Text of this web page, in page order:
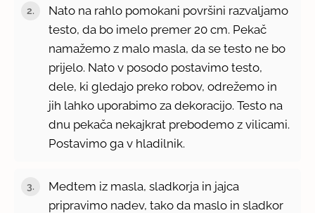
Nato na rahlo pomokani površini razvaljamo
testo, da bo imelo premer 20 cm. Pekač
namažemo z malo masla, da se testo ne bo
prijelo. Nato v posodo postavimo testo,
dele, ki gledajo preko robov, odrežemo in
jih lahko uporabimo za dekoracijo. Testo na
dnu pekača nekajkrat prebodemo z vilicami.
Postavimo ga v hladilnik.
Medtem iz masla, sladkorja in jajca
pripravimo nadev, tako da maslo in sladkor